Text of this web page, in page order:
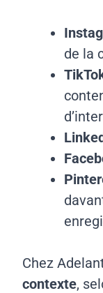
de la
Chez
contexte,